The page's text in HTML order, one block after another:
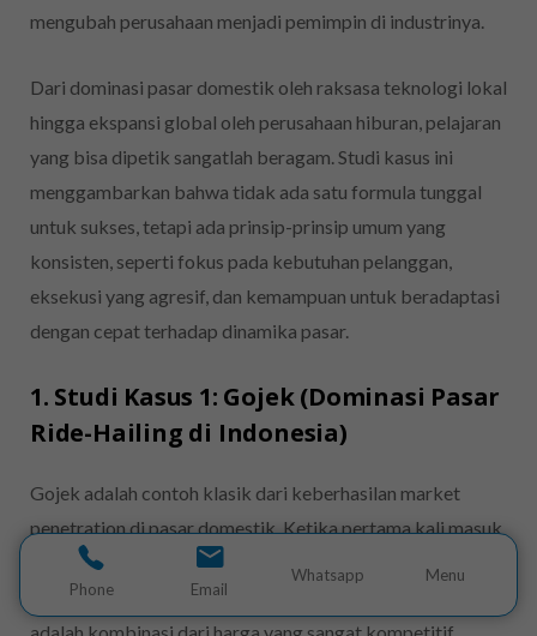
Phone Email
Whatsapp Menu
mengubah perusahaan menjadi pemimpin di industrinya.
Dari dominasi pasar domestik oleh raksasa teknologi lokal
hingga ekspansi global oleh perusahaan hiburan, pelajaran
yang bisa dipetik sangatlah beragam. Studi kasus ini
menggambarkan bahwa tidak ada satu formula tunggal
untuk sukses, tetapi ada prinsip-prinsip umum yang
konsisten, seperti fokus pada kebutuhan pelanggan,
eksekusi yang agresif, dan kemampuan untuk beradaptasi
dengan cepat terhadap dinamika pasar.
1. Studi Kasus 1: Gojek (Dominasi Pasar
Ride-Hailing di Indonesia)
Gojek adalah contoh klasik dari keberhasilan market
penetration di pasar domestik. Ketika pertama kali masuk
ke pasarride-hailing
, Gojek menghadapi persaingan dari
pemain global yang sudah ada. Strategi utama mereka